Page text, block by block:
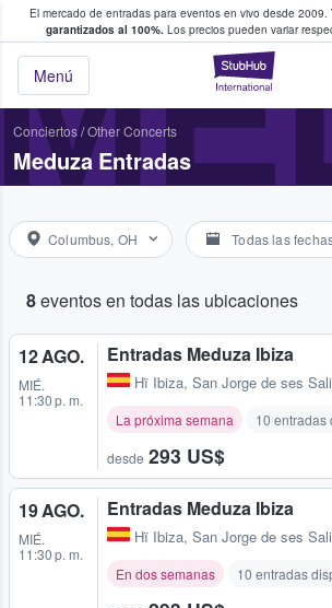
El mercado de entradas para eventos en vivo desde 2009.
garantizados al 100%. Los precios pueden variar
Menú
y venta de entradas entre
Conciertos/Other Concerts
Meduza Entradas
Columbus, OH Todas las
8eventos en todas las ubicaciones
12 AGO.
MIÉ.
11:30 p. m.
Entradas Meduza Ibiza
Hï Ibiza, San Jorge de ses
La próxima semana 10
desde 293 US$
19 AGO.
MIÉ.
11:30 p. m.
Entradas Meduza Ibiza
Hï Ibiza, San Jorge de ses
En dos semanas 10 entradas